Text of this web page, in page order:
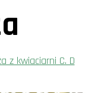
z kwiaciarni C. D